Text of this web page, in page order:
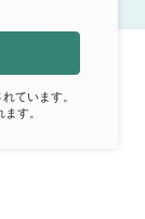
ています。
す。